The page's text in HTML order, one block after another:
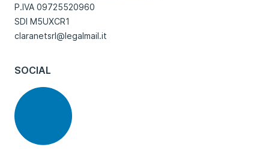
P.IVA 09725520960
SDI M5UXCR1
claranetsrl@legalmail.it
SOCIAL